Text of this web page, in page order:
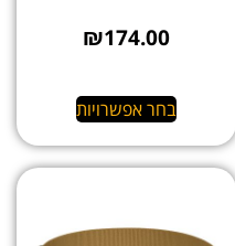
₪174.00
בחר אפשרויות